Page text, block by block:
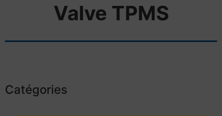
Valve TPMS
Catégories